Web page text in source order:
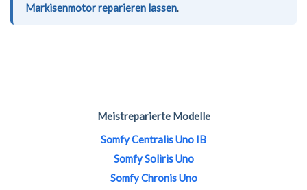
Markisenmotor reparieren lassen.
Meistreparierte Modelle
Somfy Centralis Uno IB
Somfy Soliris Uno
Somfy Chronis Uno